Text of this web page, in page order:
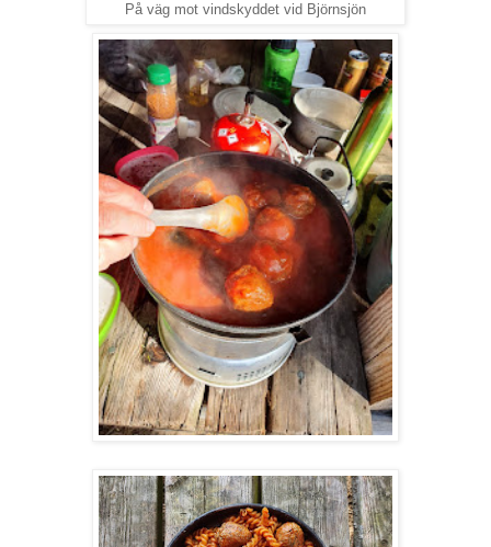
På väg mot vindskyddet vid Björnsjön